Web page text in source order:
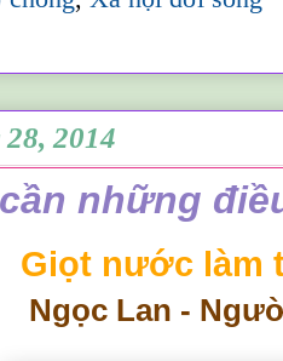
28, 2014
những
Giọt nước làm
Ngọc Lan -